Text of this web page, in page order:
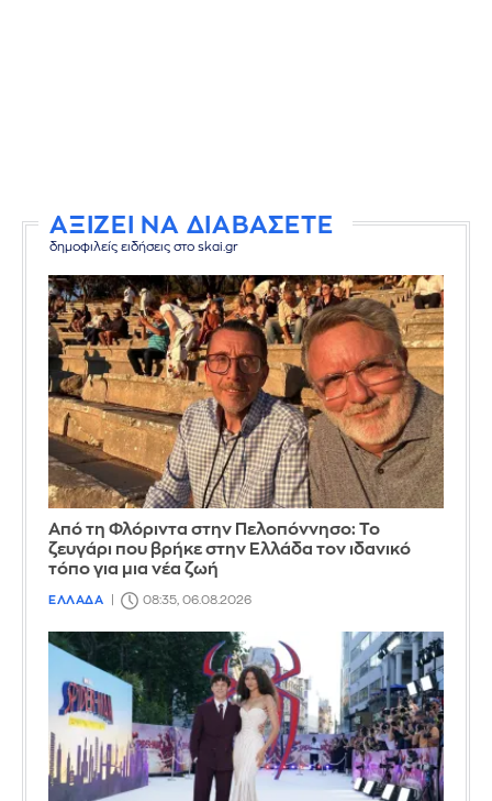
ΑΞΙΖΕΙ ΝΑ ΔΙΑΒΑΣΕΤΕ
δημοφιλείς ειδήσεις στο skai.gr
Από τη Φλόριντα στην Πελοπόννησο: Το
ζευγάρι που βρήκε στην Ελλάδα τον ιδανικό
τόπο για μια νέα ζωή
ΕΛΛΑΔΑ 08:35, 06.08.2026